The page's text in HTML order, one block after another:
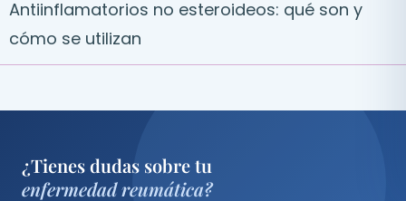
Antiinflamatorios no esteroideos: qué son y
cómo se utilizan
¿Tienes dudas sobre tu
enfermedad reumática?